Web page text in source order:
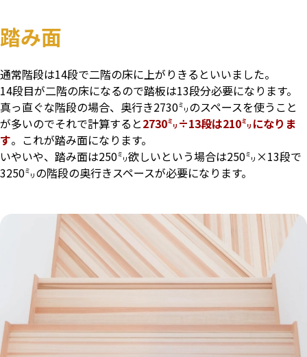
踏み面
通常階段は14段で二階の床に上がりきるといいました。
14段目が二階の床になるので踏板は13段分必要になります。
真っ直ぐな階段の場合、奥行き2730㍉のスペースを使うこと
が多いのでそれで計算すると2730㍉÷13段は210㍉になりま
す。これが踏み面になります。
いやいや、踏み面は250㍉欲しいという場合は250㍉×13段で
3250㍉の階段の奥行きスペースが必要になります。